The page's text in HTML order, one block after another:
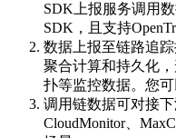
SDK上报服务调用
SDK，且支持
数据上报至链路追
聚合计算和持久化
扑等监控数据。您
调用链数据可对接下
CloudMonitor、